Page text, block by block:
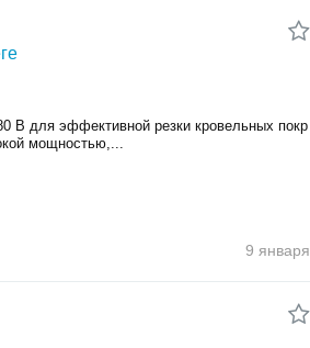
В для эффективной резки кровельных покр
мощностью,...
9 января